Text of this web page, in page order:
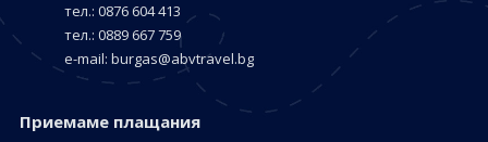
тел.: 0876 604 413
тел.: 0889 667 759
е-mail: burgas@abvtravel.bg
Приемaме плащания